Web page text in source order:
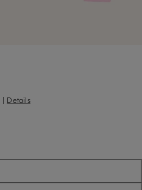
| Details